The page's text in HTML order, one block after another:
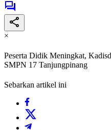
×
Peserta Didik Meningkat,
SMPN 17 Tanjungpinang
Sebarkan artikel ini